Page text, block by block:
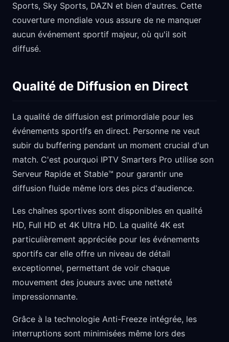
Sports, Sky Sports, DAZN et bien d'autres. Cette
couverture mondiale vous assure de ne manquer
aucun événement sportif majeur, où qu'il soit
diffusé.
Qualité de Diffusion en Direct
La qualité de diffusion est primordiale pour les
événements sportifs en direct. Personne ne veut
subir du buffering pendant un moment crucial d'un
match. C'est pourquoi IPTV Smarters Pro utilise son
Serveur Rapide et Stable™ pour garantir une
diffusion fluide même lors des pics d'audience.
Les chaînes sportives sont disponibles en qualité
HD, Full HD et 4K Ultra HD. La qualité 4K est
particulièrement appréciée pour les événements
sportifs car elle offre un niveau de détail
exceptionnel, permettant de voir chaque
mouvement des joueurs avec une netteté
impressionnante.
Grâce à la technologie Anti-Freeze intégrée, les
interruptions sont minimisées même lors des